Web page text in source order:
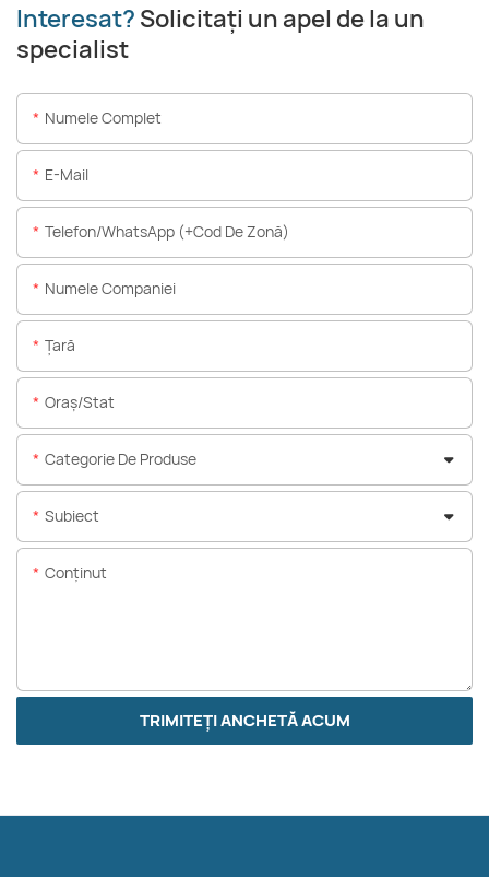
Interesat? Solicitați un apel de la un
specialist
Numele Complet
E-Mail
Telefon/WhatsApp (+Cod De Zonă)
Numele Companiei
Ţară
Oraș/stat
Categorie De Produse
Subiect
Conţinut
TRIMITEȚI ANCHETĂ ACUM